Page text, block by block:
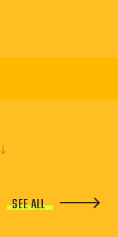
SEE ALL